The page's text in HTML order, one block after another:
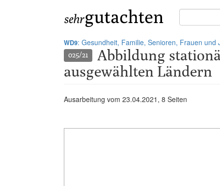
Suche
in
WD9: Gesundheit, Familie, Senioren, Frauen und
025/21
Abbildung
ausgewählten Ländern
Ausarbeitung vom 23.04.2021 , 8 Seiten